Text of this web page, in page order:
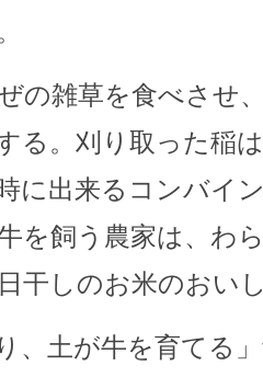
の雑草を食べさせ
る。刈り取った稲
に出来るコンバイ
を飼う農家は、わ
干しのお米のおい
、土が牛を育てる